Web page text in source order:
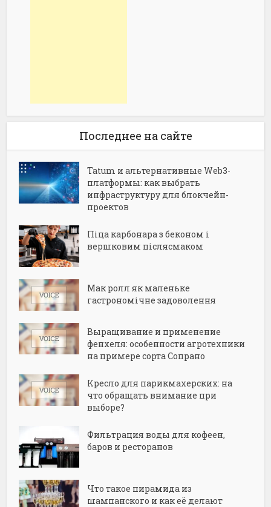
Последнее на сайте
Tatum и альтернативные Web3-
платформы: как выбрать
инфраструктуру для блокчейн-
проектов
Піца карбонара з беконом і
вершковим післясмаком
Мак ролл як маленьке
гастрономічне задоволення
Выращивание и применение
фенхеля: особенности агротехники
на примере сорта Сопрано
Кресло для парикмахерских: на
что обращать внимание при
выборе?
Фильтрация воды для кофеен,
баров и ресторанов
Что такое пирамида из
шампанского и как её делают